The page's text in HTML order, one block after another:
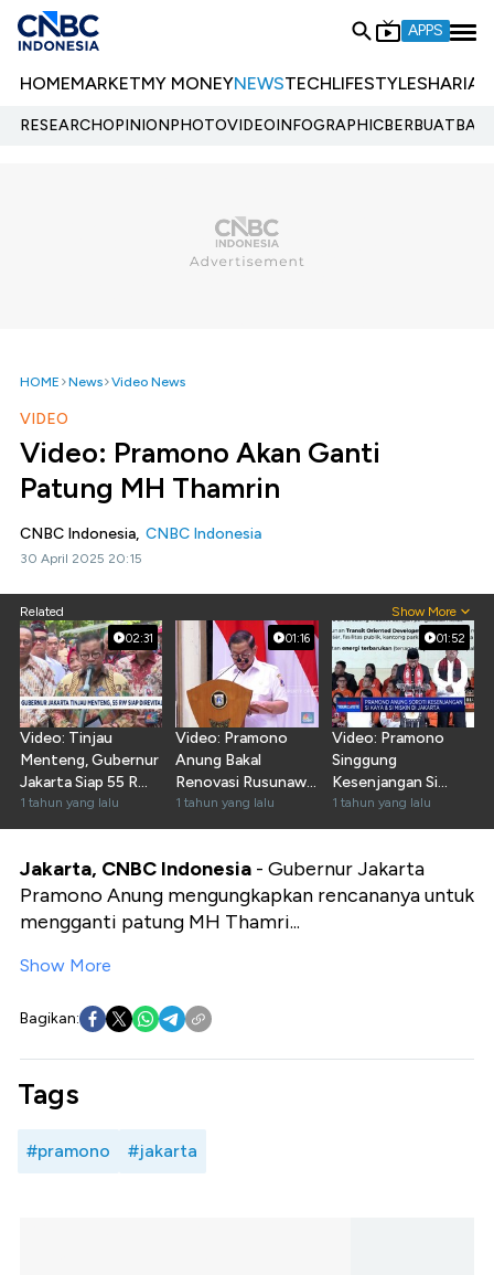
APPS
HOMEMARKETMY MONEYNEWSTECHLIFESTYLESHARIA
RESEARCHOPINIONPHOTOVIDEOINFOGRAPHIC
HOME News Video News
VIDEO
Video: Pramono Akan Ganti
Patung MH Thamrin
CNBC Indonesia, CNBC Indonesia
30 April 2025 20:15
Related Show More
02:31
Video: Tinjau
Menteng, Gubernur
Jakarta Siap 55 RW
Direvitalisasi
1 tahun yang lalu
01:16
Video: Pramono
Anung Bakal
Renovasi Rusunawa
di Jakarta
1 tahun yang lalu
01:52
Video: Pramono
Singgung
Kesenjangan Si
Kaya & Si Miskin
1 tahun yang lalu
Jakarta, CNBC Indonesia - Gubernur Jakarta
Pramono Anung mengungkapkan rencananya untuk
mengganti patung MH Thamri...
Show More
Bagikan:
Tags
#pramono #jakarta